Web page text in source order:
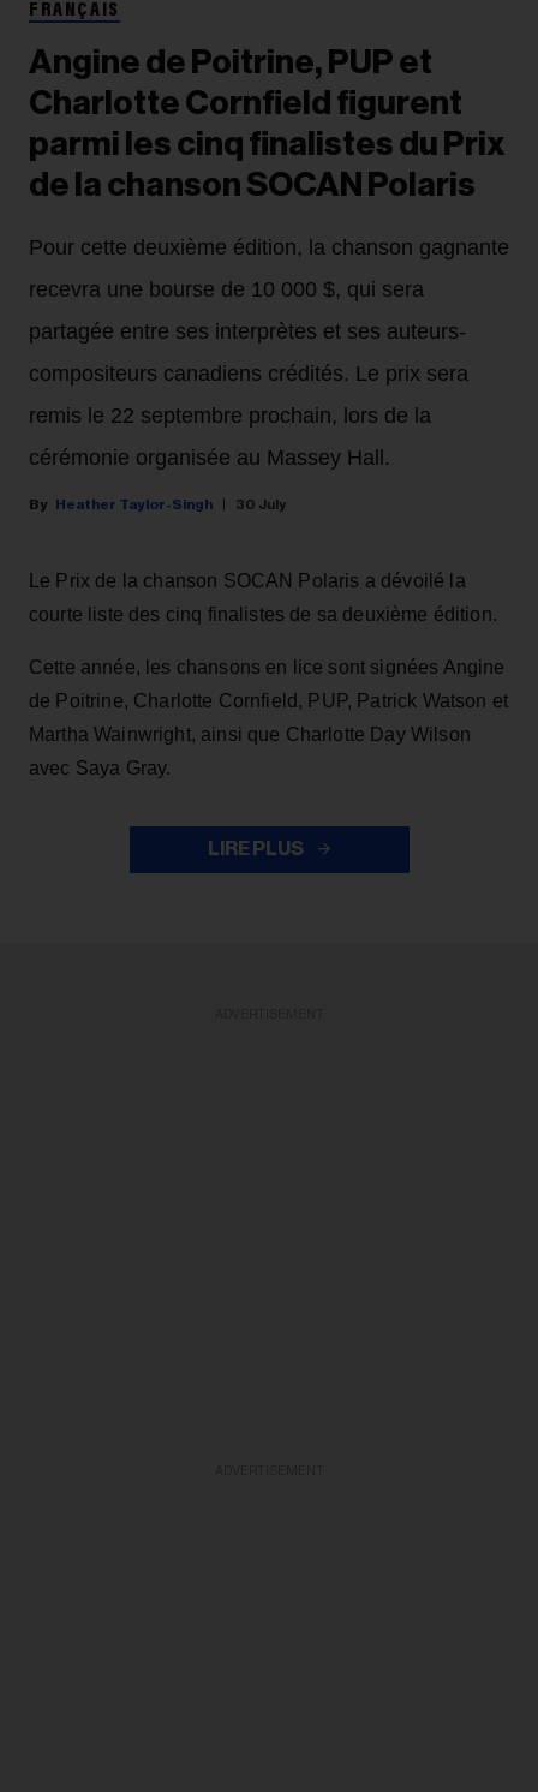
FRANÇAIS
Angine de Poitrine, PUP et
Charlotte Cornfield figurent
parmi les cinq finalistes du Prix
de la chanson SOCAN Polaris
Pour cette deuxième édition, la chanson gagnante
recevra une bourse de 10 000 $, qui sera
partagée entre ses interprètes et ses auteurs-
compositeurs canadiens crédités. Le prix sera
remis le 22 septembre prochain, lors de la
cérémonie organisée au Massey Hall.
Heather Taylor-Singh 30 July
Le Prix de la chanson SOCAN Polaris a dévoilé la
courte liste des cinq finalistes de sa deuxième édition.
Cette année, les chansons en lice sont signées Angine
de Poitrine, Charlotte Cornfield, PUP, Patrick Watson et
Martha Wainwright, ainsi que Charlotte Day Wilson
avec Saya Gray.
LIRE PLUS